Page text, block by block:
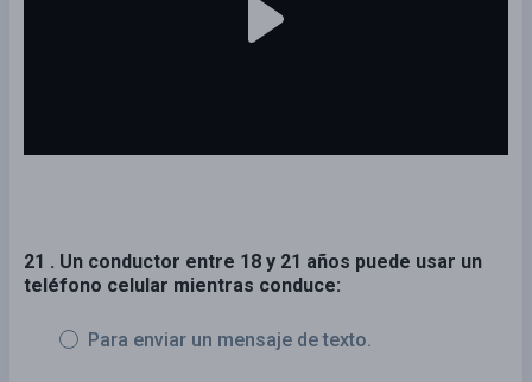
21 . Un conductor entre 18 y 21 años puede usar un
teléfono celular mientras conduce:
Para enviar un mensaje de texto.